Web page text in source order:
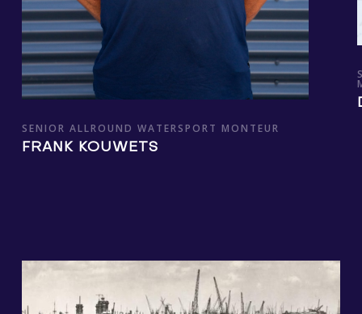
SENIOR ALLROUND WATERSPORT MONTEUR
FRANK KOUWETS